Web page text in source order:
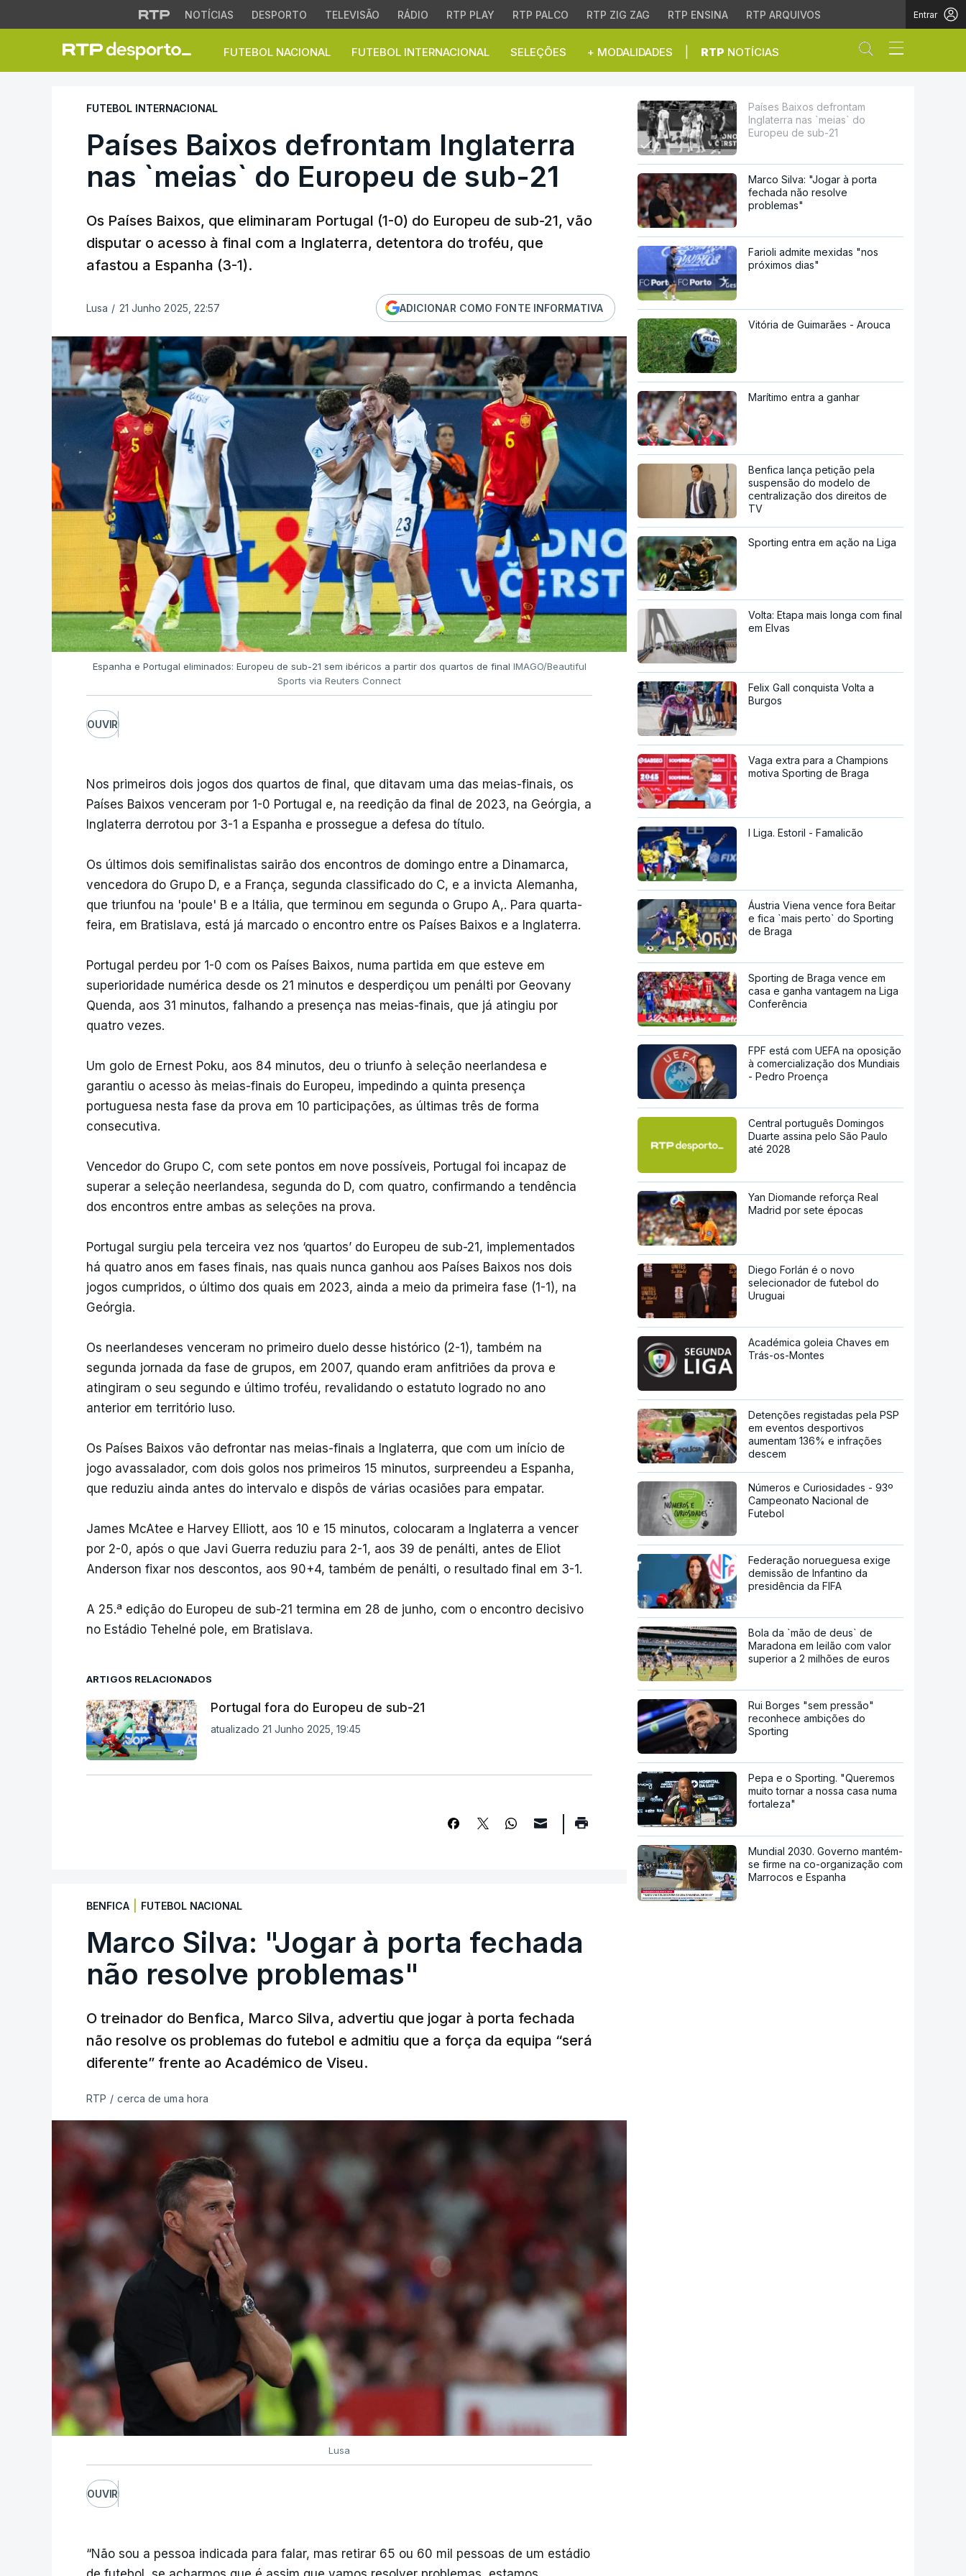
NOTÍCIAS DESPORTO TELEVISÃO RÁDIO RTP PLAY RTP PALCO RTP ZIG ZAG RTP ENSINA RTP ARQUIVOS Entrar
FUTEBOL NACIONAL FUTEBOL INTERNACIONAL SELEÇÕES + MODALIDADES RTP NOTÍCIAS Abrir campo
Países Baixos defrontam Inglaterra nas `meias` do Europeu de
FUTEBOL INTERNACIONAL
Países Baixos defrontam Inglaterra
nas `meias` do Europeu de sub-21
Os Países Baixos, que eliminaram Portugal (1-0) do Europeu de sub-21, vão
disputar o acesso à final com a Inglaterra, detentora do troféu, que
afastou a Espanha (3-1).
Lusa / 21 Junho 2025, 22:57 ADICIONAR COMO FONTE INFORMATIVA
Espanha e Portugal eliminados: Europeu de sub-21 sem ibéricos a partir dos quartos de final IMAGO/Beautiful
Sports via Reuters Connect
OUVIR
Nos primeiros dois jogos dos quartos de final, que ditavam uma das meias-finais, os
Países Baixos venceram por 1-0 Portugal e, na reedição da final de 2023, na Geórgia, a
Inglaterra derrotou por 3-1 a Espanha e prossegue a defesa do título.
Os últimos dois semifinalistas sairão dos encontros de domingo entre a Dinamarca,
vencedora do Grupo D, e a França, segunda classificado do C, e a invicta Alemanha,
que triunfou na 'poule' B e a Itália, que terminou em segunda o Grupo A,. Para quarta-
feira, em Bratislava, está já marcado o encontro entre os Países Baixos e a Inglaterra.
Portugal perdeu por 1-0 com os Países Baixos, numa partida em que esteve em
superioridade numérica desde os 21 minutos e desperdiçou um penálti por Geovany
Quenda, aos 31 minutos, falhando a presença nas meias-finais, que já atingiu por
quatro vezes.
Um golo de Ernest Poku, aos 84 minutos, deu o triunfo à seleção neerlandesa e
garantiu o acesso às meias-finais do Europeu, impedindo a quinta presença
portuguesa nesta fase da prova em 10 participações, as últimas três de forma
consecutiva.
Vencedor do Grupo C, com sete pontos em nove possíveis, Portugal foi incapaz de
superar a seleção neerlandesa, segunda do D, com quatro, confirmando a tendência
dos encontros entre ambas as seleções na prova.
Portugal surgiu pela terceira vez nos ‘quartos’ do Europeu de sub-21, implementados
há quatro anos em fases finais, nas quais nunca ganhou aos Países Baixos nos dois
jogos cumpridos, o último dos quais em 2023, ainda a meio da primeira fase (1-1), na
Geórgia.
Os neerlandeses venceram no primeiro duelo desse histórico (2-1), também na
segunda jornada da fase de grupos, em 2007, quando eram anfitriões da prova e
atingiram o seu segundo e último troféu, revalidando o estatuto logrado no ano
anterior em território luso.
Os Países Baixos vão defrontar nas meias-finais a Inglaterra, que com um início de
jogo avassalador, com dois golos nos primeiros 15 minutos, surpreendeu a Espanha,
que reduziu ainda antes do intervalo e dispôs de várias ocasiões para empatar.
James McAtee e Harvey Elliott, aos 10 e 15 minutos, colocaram a Inglaterra a vencer
por 2-0, após o que Javi Guerra reduziu para 2-1, aos 39 de penálti, antes de Eliot
Anderson fixar nos descontos, aos 90+4, também de penálti, o resultado final em 3-1.
A 25.ª edição do Europeu de sub-21 termina em 28 de junho, com o encontro decisivo
no Estádio Tehelné pole, em Bratislava.
ARTIGOS RELACIONADOS
Portugal fora do Europeu de sub-21
atualizado 21 Junho 2025, 19:45
BENFICA FUTEBOL NACIONAL
Marco Silva: "Jogar à porta fechada
não resolve problemas"
O treinador do Benfica, Marco Silva, advertiu que jogar à porta fechada
não resolve os problemas do futebol e admitiu que a força da equipa “será
diferente” frente ao Académico de Viseu.
RTP / cerca de uma hora
Lusa
OUVIR
“Não sou a pessoa indicada para falar, mas retirar 65 ou 60 mil pessoas de um estádio
Países Baixos defrontam
Inglaterra nas `meias` do
Europeu de sub-21
Marco Silva: "Jogar à porta
fechada não resolve
problemas"
Farioli admite mexidas "nos
próximos dias"
Vitória de Guimarães - Arouca
Marítimo entra a ganhar
Benfica lança petição pela
suspensão do modelo de
centralização dos direitos de
TV
Sporting entra em ação na Liga
Volta: Etapa mais longa com final
em Elvas
Felix Gall conquista Volta a
Burgos
Vaga extra para a Champions
motiva Sporting de Braga
I Liga. Estoril - Famalicão
Áustria Viena vence fora Beitar
e fica `mais perto` do Sporting
de Braga
Sporting de Braga vence em
casa e ganha vantagem na Liga
Conferência
FPF está com UEFA na oposição
à comercialização dos Mundiais
- Pedro Proença
Central português Domingos
Duarte assina pelo São Paulo
até 2028
Yan Diomande reforça Real
Madrid por sete épocas
Diego Forlán é o novo
selecionador de futebol do
Uruguai
Académica goleia Chaves em
Trás-os-Montes
Detenções registadas pela PSP
em eventos desportivos
aumentam 136% e infrações
descem
Números e Curiosidades - 93º
Campeonato Nacional de
Futebol
Federação norueguesa exige
demissão de Infantino da
presidência da FIFA
Bola da `mão de deus` de
Maradona em leilão com valor
superior a 2 milhões de euros
Rui Borges "sem pressão"
reconhece ambições do
Sporting
Pepa e o Sporting. "Queremos
muito tornar a nossa casa numa
fortaleza"
Mundial 2030. Governo mantém-
se firme na co-organização com
Marrocos e Espanha